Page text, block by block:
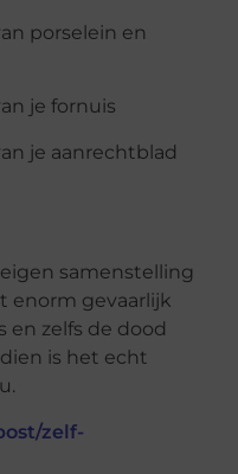
porselein en
je fornuis
je aanrechtblad
samenstelling
enorm gevaarlijk
en zelfs de dood
is het echt
zelf-